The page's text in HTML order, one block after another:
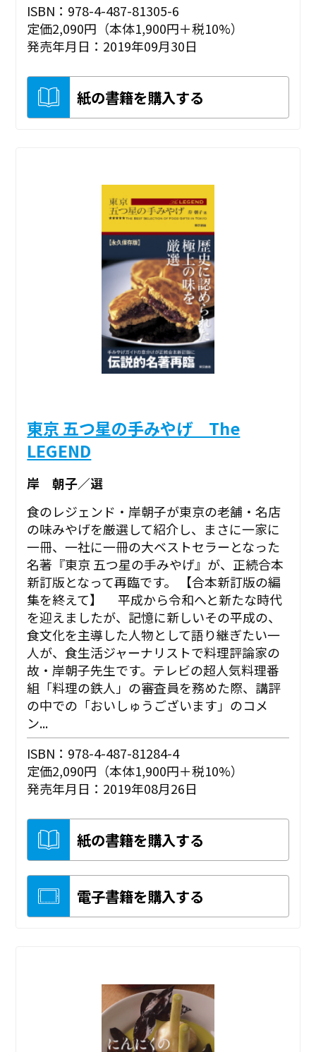
ISBN：978-4-487-81305-6
定価2,090円（本体1,900円＋税10%）
発売年月日：2019年09月30日
紙の書籍を購入する
東京 五つ星の手みやげ The
LEGEND
岸 朝子／選
食のレジェンド・岸朝子が東京の老舗・名店
の味みやげを厳選して紹介し、まさに一家に
一冊、一社に一冊の大ベストセラーとなった
名著『東京 五つ星の手みやげ』が、正続合本
新訂版となって再臨です。 【合本新訂版の編
集を終えて】 平成から令和へと新たな時代
を迎えましたが、記憶に新しいその平成の、
食文化を主導した人物として語り継ぎたい一
人が、食生活ジャーナリストで料理評論家の
故・岸朝子先生です。テレビの超人気料理番
組「料理の鉄人」の審査員を務めた際、講評
の中での「おいしゅうございます」のコメ
ン...
ISBN：978-4-487-81284-4
定価2,090円（本体1,900円＋税10%）
発売年月日：2019年08月26日
紙の書籍を購入する
電子書籍を購入する